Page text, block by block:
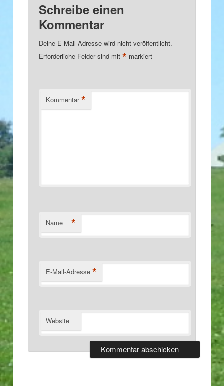
Schreibe einen
Kommentar
Deine E-Mail-Adresse wird nicht veröffentlicht.
Erforderliche Felder sind mit* markiert
Kommentar *
Name *
E-Mail-Adresse *
Website